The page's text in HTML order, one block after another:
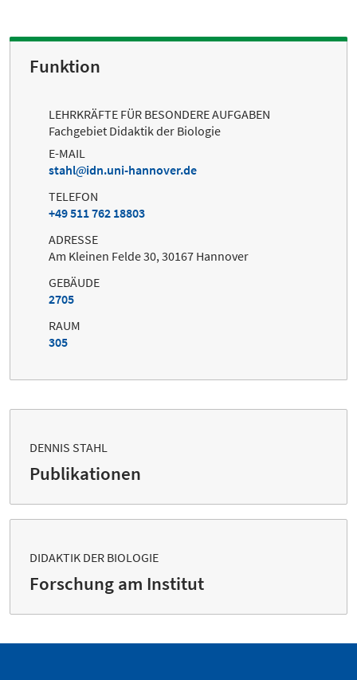
Funktion
LEHRKRÄFTE FÜR BESONDERE AUFGABEN
Fachgebiet Didaktik der Biologie
E-MAIL
stahl
idn.uni-hannover.de
TELEFON
+49 511 762 18803
ADRESSE
Am Kleinen Felde 30, 30167 Hannover
GEBÄUDE
2705
RAUM
305
DENNIS STAHL
Publikationen
DIDAKTIK DER BIOLOGIE
Forschung am Institut